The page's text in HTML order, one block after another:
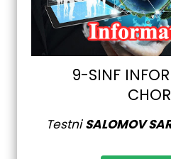
9-SINF
TestniSALOMOV